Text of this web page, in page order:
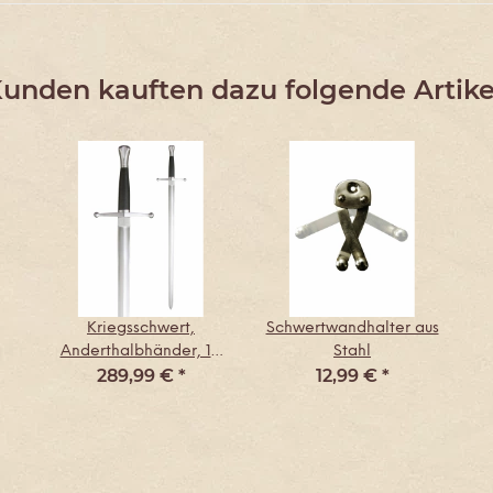
kauften dazu folgende
Kriegsschwert,
Anderthalbhänder, 14.
Jahrhundert
289,99 € *
Schwertwandhalter aus
Stahl
12,99 € *